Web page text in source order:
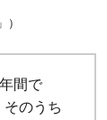
）
間で
のうち